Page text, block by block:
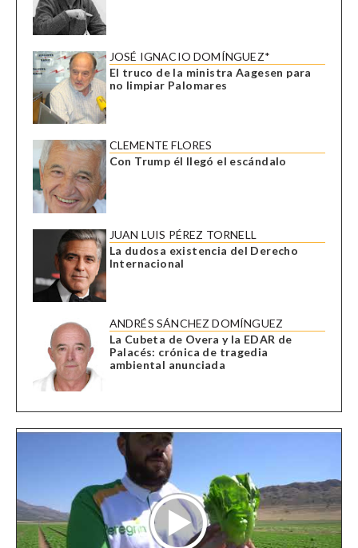
JOSÉ IGNACIO DOMÍNGUEZ*
El truco de la ministra Aagesen para
no limpiar Palomares
CLEMENTE FLORES
Con Trump él llegó el escándalo
JUAN LUIS PÉREZ TORNELL
La dudosa existencia del Derecho
Internacional
ANDRÉS SÁNCHEZ DOMÍNGUEZ
La Cubeta de Overa y la EDAR de
Palacés: crónica de tragedia
ambiental anunciada